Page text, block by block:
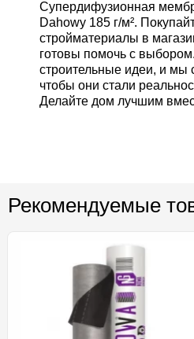
Супердифузионная
Dahowy 185 г/м².
стройматериалы в
готовы помочь с
строительные идеи, и мы
чтобы они стали
Делайте дом лучшим
Рекомендуемые